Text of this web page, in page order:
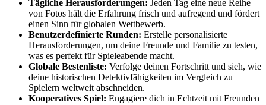
Tägliche Herausforderungen: Jeden Tag eine neue Reihe
von Fotos hält die Erfahrung frisch und aufregend und fördert
einen Sinn für globalen Wettbewerb.
Benutzerdefinierte Runden: Erstelle personalisierte
Herausforderungen, um deine Freunde und Familie zu testen,
was es perfekt für Spieleabende macht.
Globale Bestenliste: Verfolge deinen Fortschritt und sieh, wie
deine historischen Detektivfähigkeiten im Vergleich zu
Spielern weltweit abschneiden.
Kooperatives Spiel: Engagiere dich in Echtzeit mit Freunden